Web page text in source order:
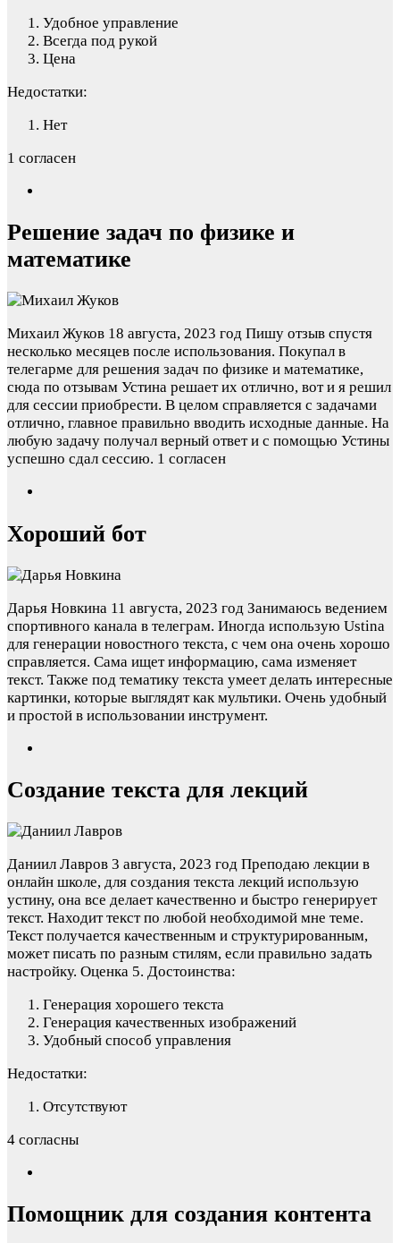
Удобное управление
Всегда под рукой
Цена
Недостатки:
Нет
1 согласен
Решение задач по физике и
математике
Михаил Жуков 18 августа, 2023 год Пишу отзыв спустя
несколько месяцев после использования. Покупал в
телегарме для решения задач по физике и математике,
сюда по отзывам Устина решает их отлично, вот и я решил
для сессии приобрести. В целом справляется с задачами
отлично, главное правильно вводить исходные данные. На
любую задачу получал верный ответ и с помощью Устины
успешно сдал сессию. 1 согласен
Хороший бот
Дарья Новкина 11 августа, 2023 год Занимаюсь ведением
спортивного канала в телеграм. Иногда использую Ustina
для генерации новостного текста, с чем она очень хорошо
справляется. Сама ищет информацию, сама изменяет
текст. Также под тематику текста умеет делать интересные
картинки, которые выглядят как мультики. Очень удобный
и простой в использовании инструмент.
Создание текста для лекций
Даниил Лавров 3 августа, 2023 год Преподаю лекции в
онлайн школе, для создания текста лекций использую
устину, она все делает качественно и быстро генерирует
текст. Находит текст по любой необходимой мне теме.
Текст получается качественным и структурированным,
может писать по разным стилям, если правильно задать
настройку. Оценка 5. Достоинства:
Генерация хорошего текста
Генерация качественных изображений
Удобный способ управления
Недостатки:
Отсутствуют
4 согласны
Помощник для создания контента